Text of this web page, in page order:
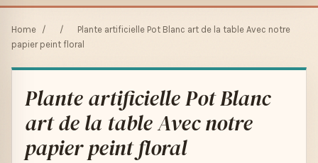
Home / /
Plante artificielle Pot Blanc art de la table Avec notre
papier peint floral
Plante artificielle Pot Blanc
art de la table Avec notre
papier peint floral